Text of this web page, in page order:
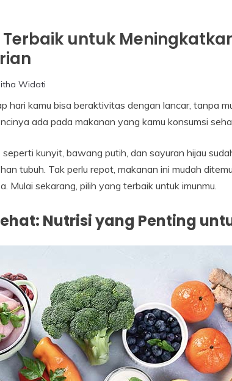
Terbaik untuk
Widati
hari kamu bisa beraktivitas dengan lancar, tanpa
ada pada makanan yang kamu konsumsi
kunyit, bawang putih, dan sayuran hijau
tubuh. Tak perlu repot, makanan ini mudah
Mulai sekarang, pilih yang terbaik untuk imunmu.
Nutrisi yang Penting